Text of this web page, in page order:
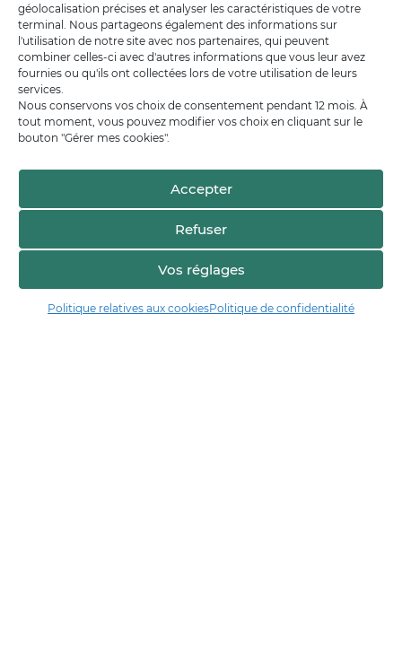
géolocalisation précises et analyser les caractéristiques de votre
terminal. Nous partageons également des informations sur
l'utilisation de notre site avec nos partenaires, qui peuvent
combiner celles-ci avec d'autres informations que vous leur avez
fournies ou qu'ils ont collectées lors de votre utilisation de leurs
services.
Nous conservons vos choix de consentement pendant 12 mois. À
tout moment, vous pouvez modifier vos choix en cliquant sur le
bouton "Gérer mes cookies".
Accepter
Refuser
Vos réglages
Politique relatives aux cookiesPolitique de confidentialité